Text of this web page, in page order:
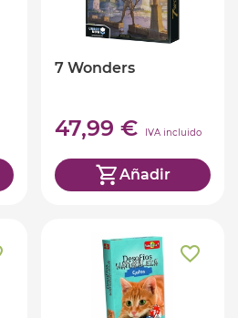
7 Wonders
47,99 € IVA incluido
Añadir